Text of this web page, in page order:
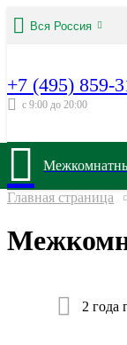
Вся Россия
+7 (495) 859-
с 9:00 до 20:00
Главная страница
2 года